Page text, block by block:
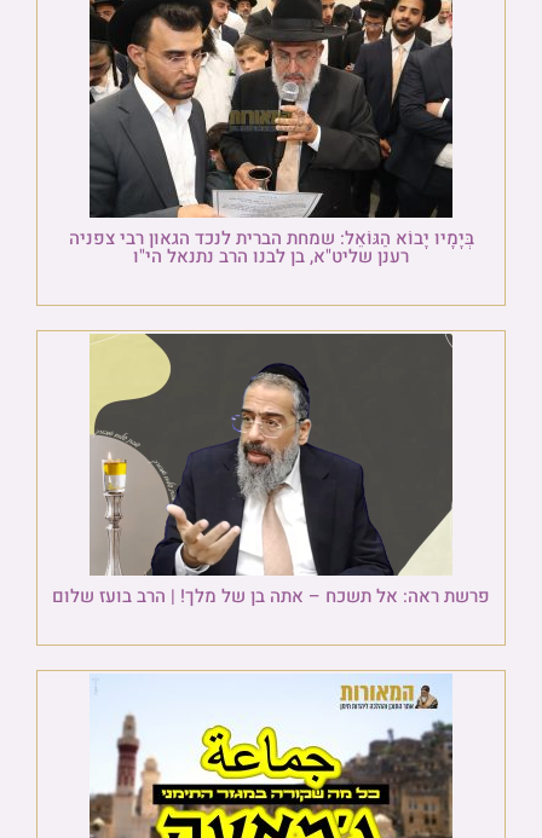
בְּיָמָיו יָבוֹא הַגּוֹאֵל: שמחת הברית לנכד הגאון רבי צפניה
רענן שליט"א, בן לבנו הרב נתנאל הי"ו
פרשת ראה: אל תשכח – אתה בן של מלך! | הרב בועז שלום